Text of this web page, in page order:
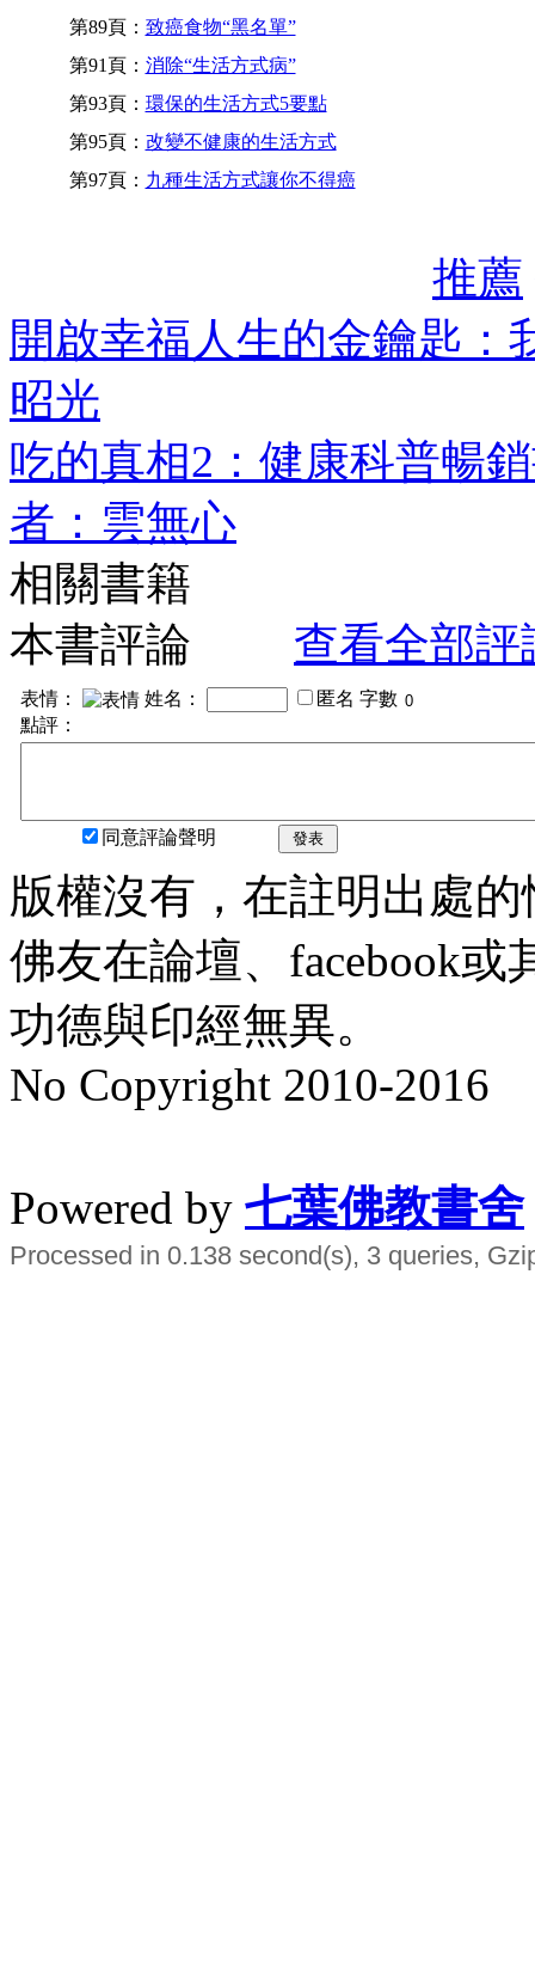
第89頁： 致癌食物“黑名單”
第91頁： 消除“生活方式病”
第93頁： 環保的生活方式5要點
第95頁： 改變不健康的生活方式
第97頁： 九種生活方式讓你不得癌
推薦
開啟幸福人生的金鑰匙
昭光
吃的真相2：健康科普
者：雲無心
相關書籍
本書評論
查看全部評
表情： 姓名： 匿名 字數
點評：
同意評論聲明 發表
版權沒有，在註明出處
佛友在論壇、facebook
功德與印經無異。
No Copyright 2010-2016
Powered by 七葉佛教書舍
Processed in 0.138 second(s), 3 queries,